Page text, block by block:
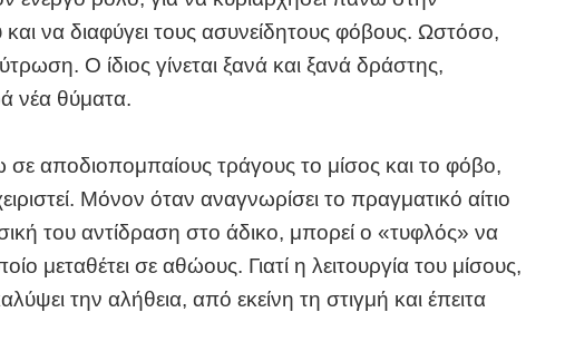
και να διαφύγει τους ασυνείδητους φόβους. Ωστόσο,
Ο ίδιος γίνεται ξανά και ξανά δράστης,
νέα θύματα.
αποδιοπομπαίους τράγους το μίσος και το φόβο,
Μόνον όταν αναγνωρίσει το πραγματικό αίτιο
του αντίδραση στο άδικο, μπορεί ο «τυφλός» να
μεταθέτει σε αθώους. Γιατί η λειτουργία του μίσους,
την αλήθεια, από εκείνη τη στιγμή και έπειτα